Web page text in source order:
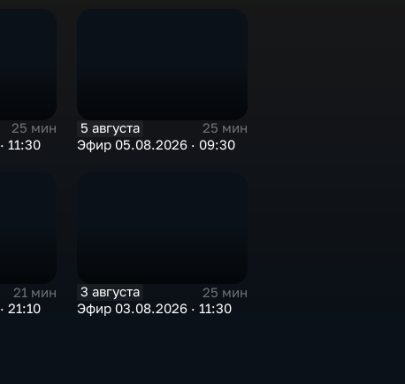
25 мин
11:30
5 августа
25 мин
Эфир 05.08.2026 · 09:30
21 мин
21:10
3 августа
25 мин
Эфир 03.08.2026 · 11:30